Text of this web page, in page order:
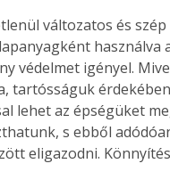
változatos és
védelmet igényel.
tartósságuk
lehet az épségüket
s ebből
eligazodni.